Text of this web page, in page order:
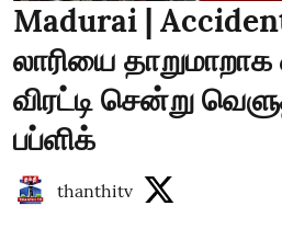
Madurai |
லாரியை தாறுமாறாக
விரட்டி சென்று
பப்ளிக்
thanthitv